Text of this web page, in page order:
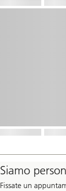
Siamo
Fissate un